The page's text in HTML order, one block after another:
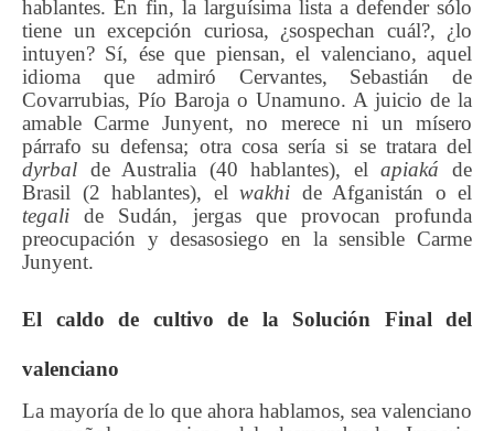
hablantes. En fin, la larguísima lista a defender sólo
tiene un excepción curiosa, ¿sospechan cuál?, ¿lo
intuyen? Sí, ése que piensan, el valenciano, aquel
idioma que admiró Cervantes, Sebastián de
Covarrubias, Pío Baroja o Unamuno. A juicio de la
amable Carme Junyent, no merece ni un mísero
párrafo su defensa; otra cosa sería si se tratara del
dyrbal de Australia (40 hablantes), elapiaká de
Brasil (2 hablantes), el wakhi de Afganistán o el
tegalide Sudán, jergas que provocan profunda
preocupación y desasosiego en la sensible Carme
Junyent.
El caldo de cultivo de la Solución Final del
valenciano
La mayoría de lo que ahora hablamos, sea valenciano